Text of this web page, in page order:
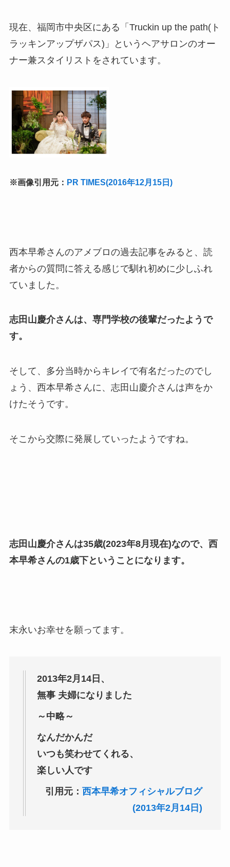
現在、福岡市中央区にある「 Truckin up the path(ト
ラッキンアップザパス)」というヘアサロンのオー
ナー兼スタイリストをされています。
※画像引用元： PR TIMES(2016年12月15日)
西本早希さんのアメブロの過去記事をみると、読
者からの質問に答える感じで馴れ初めに少しふれ
ていました。
志田山慶介さんは、専門学校の後輩だったようで
す。
そして、多分当時からキレイで有名だったのでし
ょう、西本早希さんに、志田山慶介さんは声をか
けたそうです。
そこから交際に発展していったようですね。
志田山慶介さんは35歳(2023年8月現在)なので、西
本早希さんの1歳下ということになります。
末永いお幸せを願ってます。
2013年2月14日、
無事 夫婦になりました
～中略～
なんだかんだ
いつも笑わせてくれる、
楽しい人です
引用元：西本早希オフィシャルブログ
(2013年2月14日)